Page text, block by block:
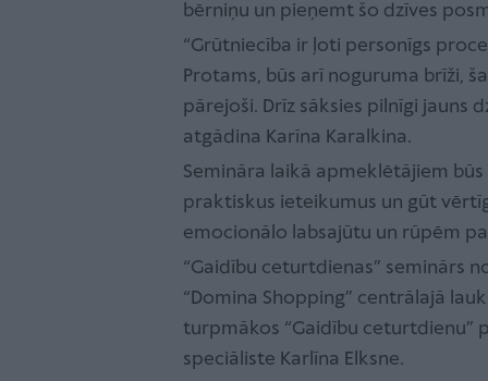
bērniņu un pieņemt šo dzīves
“Grūtniecība ir ļoti personīgs
Protams, būs arī noguruma brīži,
pārejoši. Drīz sāksies pilnīgi jauns
atgādina Karīna Karalkina.
Semināra laikā apmeklētājiem
praktiskus ieteikumus un gūt
emocionālo labsajūtu un rūpēm
“Gaidību ceturtdienas” seminārs
“Domina Shopping” centrālajā
turpmākos “Gaidību ceturtdienu”
speciāliste Karlīna Elksne.